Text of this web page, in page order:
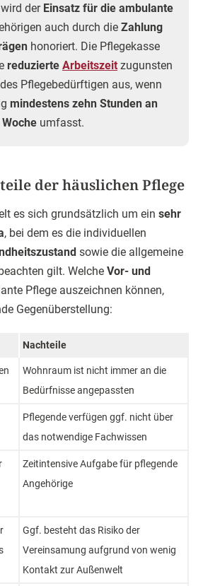
der Einsatz für die ambulante
auch durch die Zahlung
honoriert. Die Pflegekasse
reduzierte Arbeitszeit zugunsten
Pflegebedürftigen aus, wenn
mindestens zehn Stunden an
umfasst.
der häuslichen Pflege
es sich grundsätzlich um ein sehr
, bei dem es die individuellen
sowie die allgemeine
gilt. Welche Vor- und
Pflege auszeichnen können,
Gegenüberstellung:
Nachteile
Wohnraum ist nicht immer an die
Bedürfnisse angepassten
Pflegende verfügen ggf. nicht über
das notwendige Fachwissen
Zeitintensive Aufgabe für pflegende
Angehörige
Ggf. besteht das Risiko der
Vereinsamung aufgrund von wenig
Kontakt zur Außenwelt